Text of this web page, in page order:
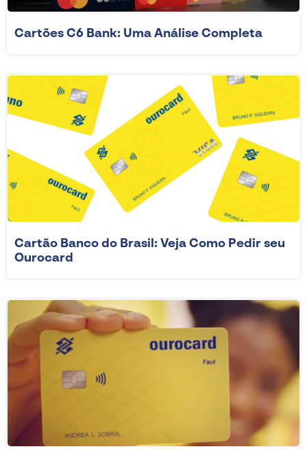
Cartões C6 Bank: Uma Análise Completa
Cartão Banco do Brasil: Veja Como Pedir seu
Ourocard